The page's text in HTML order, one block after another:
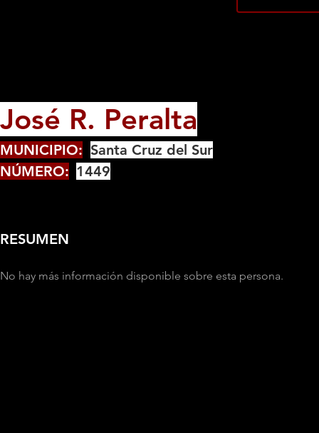
José R. Peralta
MUNICIPIO: Santa Cruz del Sur
NÚMERO: 1449
RESUMEN
No hay más información disponible sobre esta persona.